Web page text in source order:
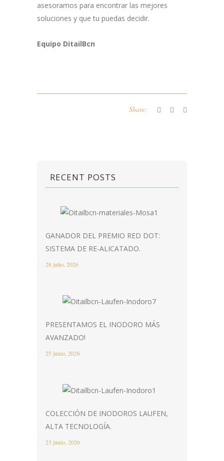
asesoramos para encontrar las mejores
soluciones y que tu puedas decidir.
Equipo DitailBcn
Share:
RECENT POSTS
GANADOR DEL PREMIO RED DOT:
SISTEMA DE RE-ALICATADO.
28 julio, 2026
PRESENTAMOS EL INODORO MÁS
AVANZADO!
25 junio, 2026
COLECCIÓN DE INODOROS LAUFEN,
ALTA TECNOLOGÍA.
23 junio, 2026